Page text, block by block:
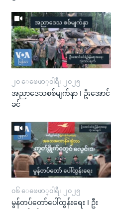
၂၀ ေဖေဖာ္၀ါရီ၊ ၂၀၂၅
အညာဒေသစစ်မျက်နှာ I ဦးအောင်
ခင်
၀၆ ေဖေဖာ္၀ါရီ၊ ၂၀၂၅
မွန်တပ်တော်ပေါ်ထွန်းရေး I ဦး